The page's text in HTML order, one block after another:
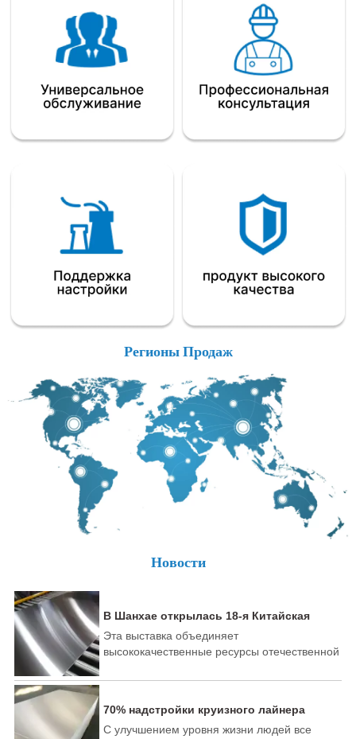
Регионы Продаж
Новости
В Шанхае открылась 18-я Китайская
международная выставка алюминиевой
промышленности.
Эта выставка объединяет
высококачественные ресурсы отечественной
промышленности и терминалов, привлекая
промышленности и новичков со всего мира
для участия в выставке с новыми
70% надстройки круизного лайнера
может быть изготовлено из алюминия
С улучшением уровня жизни людей все